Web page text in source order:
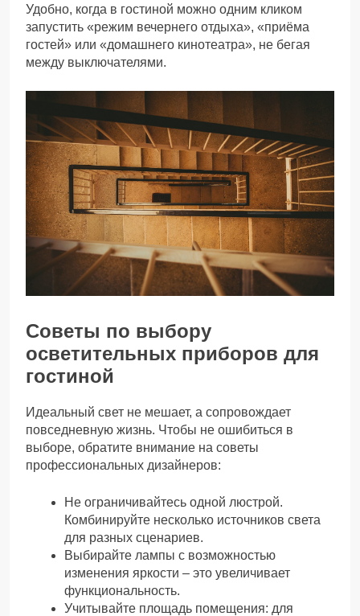
Удобно, когда в гостиной можно одним кликом
запустить «режим вечернего отдыха», «приёма
гостей» или «домашнего кинотеатра», не бегая
между выключателями.
Советы по выбору
осветительных приборов для
гостиной
Идеальный свет не мешает, а сопровождает
повседневную жизнь. Чтобы не ошибиться в
выборе, обратите внимание на советы
профессиональных дизайнеров:
Не ограничивайтесь одной люстрой.
Комбинируйте несколько источников света
для разных сценариев.
Выбирайте лампы с возможностью
изменения яркости – это увеличивает
функциональность.
Учитывайте площадь помещения: для